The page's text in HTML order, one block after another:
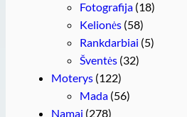
Fotografija (18)
Kelionės (58)
Rankdarbiai (5)
Šventės (32)
Moterys (122)
Mada (56)
Namai (278)